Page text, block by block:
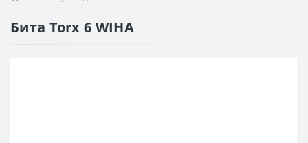
Бита Torx 6 WIHA